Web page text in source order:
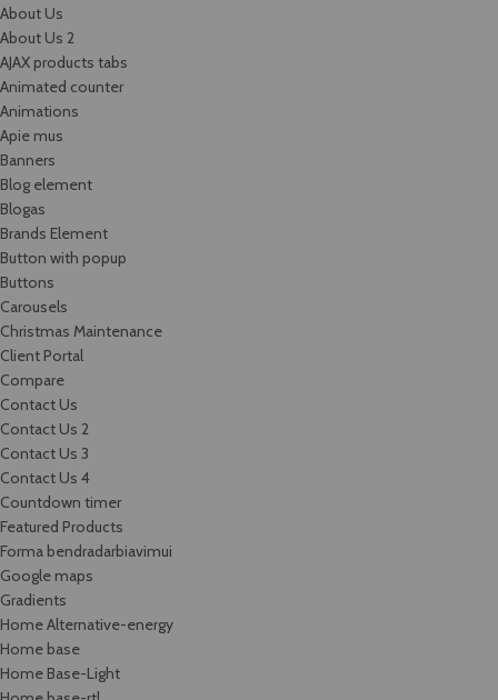
About Us
About Us 2
AJAX products tabs
Animated counter
Animations
Apie mus
Banners
Blog element
Blogas
Brands Element
Button with popup
Buttons
Carousels
Christmas Maintenance
Client Portal
Compare
Contact Us
Contact Us 2
Contact Us 3
Contact Us 4
Countdown timer
Featured Products
Forma bendradarbiavimui
Google maps
Gradients
Home Alternative-energy
Home base
Home Base-Light